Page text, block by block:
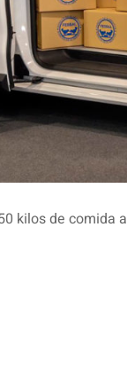
kilos de comida